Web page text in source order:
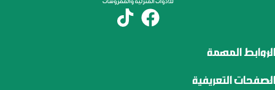
الروابط المهمة
الصفحات التعريفية